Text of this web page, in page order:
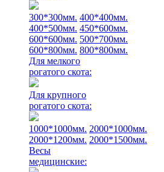
300*300мм. 400*400мм.
400*500мм. 450*600мм.
600*600мм. 500*700мм.
600*800мм. 800*800мм.
Для мелкого
рогатого скота:
Для крупного
рогатого скота:
1000*1000мм. 2000*1000мм.
2000*1200мм. 2000*1500мм.
Весы
медицинские: